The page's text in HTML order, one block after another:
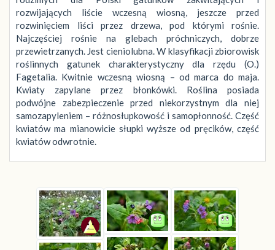
rozwijających liście wczesną wiosną, jeszcze przed
rozwinięciem liści przez drzewa, pod którymi rośnie.
Najczęściej rośnie na glebach próchniczych, dobrze
przewietrzanych. Jest cieniolubna. W klasyfikacji zbiorowisk
roślinnych gatunek charakterystyczny dla rzędu (O.)
Fagetalia. Kwitnie wczesną wiosną – od marca do maja.
Kwiaty zapylane przez błonkówki. Roślina posiada
podwójne zabezpieczenie przed niekorzystnym dla niej
samozapyleniem – różnosłupkowość i samopłonność. Część
kwiatów ma mianowicie słupki wyższe od pręcików, część
kwiatów odwrotnie.